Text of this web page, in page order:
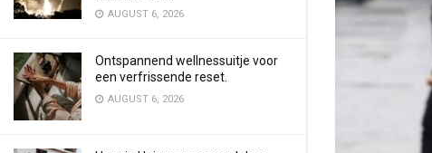
AUGUST 6, 2026
Ontspannend wellnessuitje voor
een verfrissende reset.
AUGUST 6, 2026